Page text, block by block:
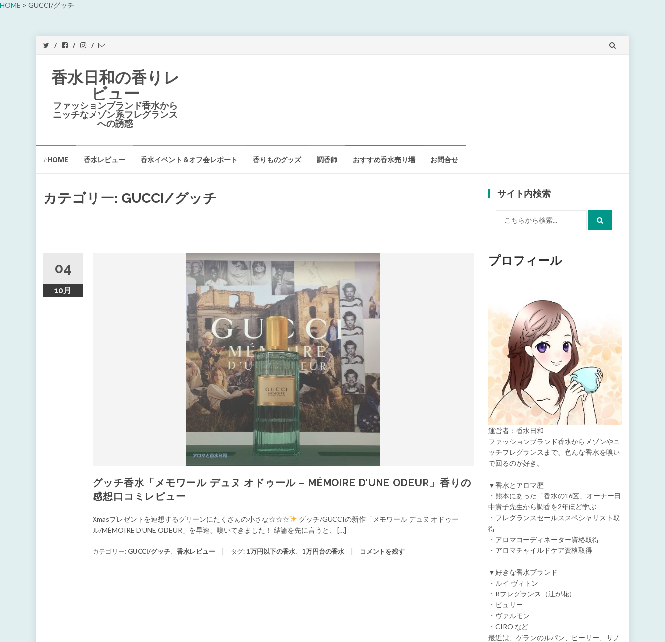
HOME > GUCCI/グッチ
香水日和の香りレ
ビュー
ファッションブランド香水から
ニッチなメゾン系フレグランス
への誘惑
⌂HOME 香水レビュー 香水イベント＆オフ会レポート 香りものグッズ 調香師 おすすめ香水売り場 お問合せ
カテゴリー: GUCCI/グッチ
04
10月
グッチ香水「メモワール デュヌ オドゥール – MÉMOIRE D’UNE ODEUR」香りの
感想口コミレビュー
Xmasプレゼントを連想するグリーンにたくさんの小さな☆☆☆
グッチ/GUCCIの新作「メモワール デュヌ オドゥー
ル/MÉMOIRE D’UNE ODEUR」を早速、嗅いできました！ 結論を先に言うと、 […]
カテゴリー: GUCCI/グッチ 香水レビュー タグ: 1万円以下の香水 1万円台の香水 コメントを残す
サイト内検索
プロフィール
運営者：香水日和
ファッションブランド香水からメゾンやニ
ッチフレグランスまで、色んな香水を嗅い
で回るのが好き。
▼香水とアロマ歴
・熊本にあった「香水の16区」オーナー田
中貴子先生から調香を2年ほど学ぶ
・フレグランスセールススペシャリスト取
得
・アロマコーディネーター資格取得
・アロマチャイルドケア資格取得
▼好きな香水ブランド
・ルイ ヴィトン
・Rフレグランス（辻が花）
・ビュリー
・ヴァルモン
・CIRO など
最近は、ゲランのルパン、ヒーリー、サノ